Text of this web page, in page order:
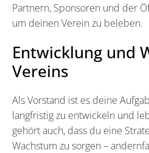
Partnern, Sponsoren und der
um deinen Verein zu beleben.
Entwicklung und
Vereins
Als Vorstand ist es deine
langfristig zu entwickeln und
gehört auch, dass du eine
Wachstum zu sorgen –